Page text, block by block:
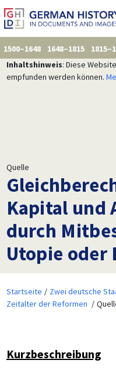
1500–1648 1648–1815
Inhaltshinweis: Diese
empfunden werden können.
Quelle
Kapital und
durch
Utopie oder
Startseite
Zwei deutsche
Zeitalter der Reformen
Kurzbeschreibung